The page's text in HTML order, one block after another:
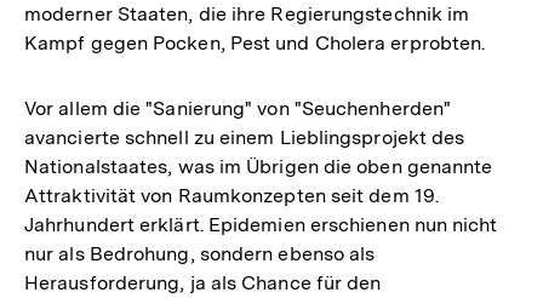
der
Fußnote
moderner Staaten, die ihre Regierungstechnik im
Kampf gegen Pocken, Pest und Cholera erprobten.
Vor allem die "Sanierung" von "Seuchenherden"
avancierte schnell zu einem Lieblingsprojekt des
Nationalstaates, was im Übrigen die oben genannte
Attraktivität von Raumkonzepten seit dem 19.
Jahrhundert erklärt. Epidemien erschienen nun nicht
nur als Bedrohung, sondern ebenso als
Herausforderung, ja als Chance für den